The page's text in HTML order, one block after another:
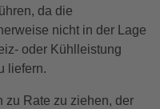
da die
nicht in der Lage
oder Kühlleistung
liefern.
zu Rate zu ziehen, der